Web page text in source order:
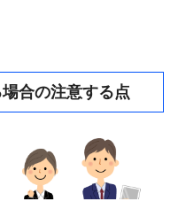
合の注意する点